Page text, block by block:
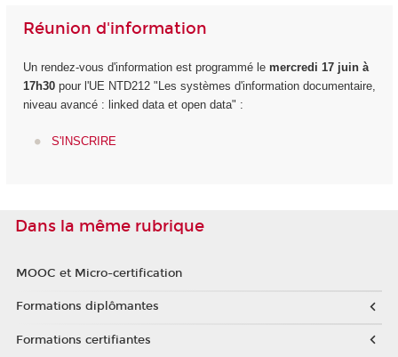
Réunion d'information
Un rendez-vous d'information est programmé le mercredi 17 juin à
17h30pour l'UE NTD212 "Les systèmes d'information documentaire,
niveau avancé : linked data et open data" :
S'INSCRIRE
Dans la même rubrique
MOOC et Micro-certification
Formations diplômantes
Formations certifiantes